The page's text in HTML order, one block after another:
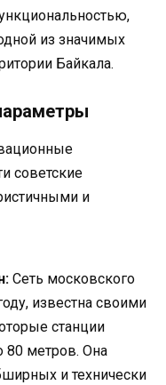
из значимых
Байкала.
советские
и
Сеть московского
известна своими
станции
80 метров. Она
и технически